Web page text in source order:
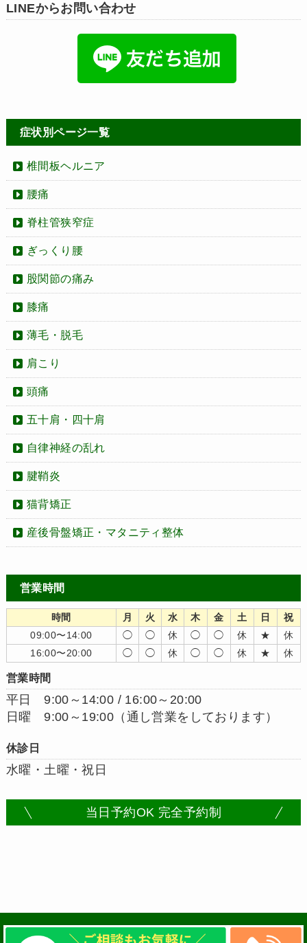
LINEからお問い合わせ
症状別ページ一覧
椎間板ヘルニア
腰痛
脊柱管狭窄症
ぎっくり腰
股関節の痛み
膝痛
薄毛・脱毛
肩こり
頭痛
五十肩・四十肩
自律神経の乱れ
腱鞘炎
猫背矯正
産後骨盤矯正・マタニティ整体
営業時間
時間 月 火 水 木 金 土 日
祝
09:00〜14:00
◯ ◯ 休 ◯ ◯ 休 ★
休
16:00〜20:00
◯ ◯ 休 ◯ ◯ 休 ★ 休
営業時間
平日 9:00～14:00 / 16:00～20:00
日曜 9:00～19:00（通し営業をしております）
休診日
水曜・土曜・祝日
当日予約OK 完全予約制